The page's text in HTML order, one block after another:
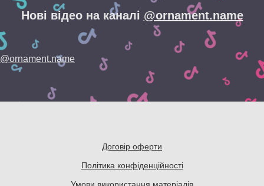
Нові відео на каналі @ornament.name
@ornament.name
Договір оферти
Політика конфіденційності